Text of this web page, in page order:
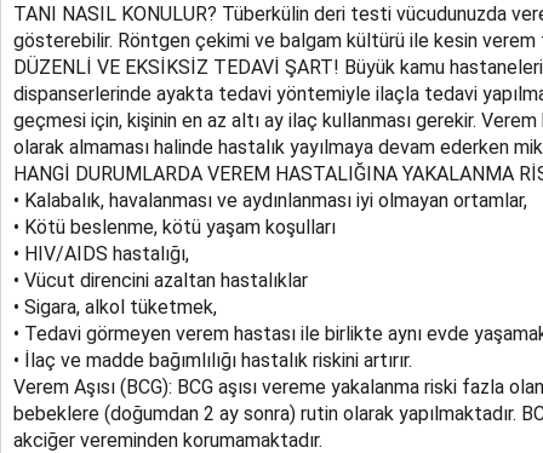
TANI NASIL KONULUR? Tüberkülin deri testi vücudunuzda
gösterebilir. Röntgen çekimi ve balgam kültürü ile kesin verem
DÜZENLİ VE EKSİKSİZ TEDAVİ ŞART! Büyük kamu
dispanserlerinde ayakta tedavi yöntemiyle ilaçla tedavi
geçmesi için, kişinin en az altı ay ilaç kullanması gerekir. Verem
olarak almaması halinde hastalık yayılmaya devam ederken
HANGİ DURUMLARDA VEREM HASTALIĞINA YAKALANMA
• Kalabalık, havalanması ve aydınlanması iyi olmayan ortamlar,
• Kötü beslenme, kötü yaşam koşulları
• HIV/AIDS hastalığı,
• Vücut direncini azaltan hastalıklar
• Sigara, alkol tüketmek,
• Tedavi görmeyen verem hastası ile birlikte aynı evde
• İlaç ve madde bağımlılığı hastalık riskini artırır.
Verem Aşısı (BCG): BCG aşısı vereme yakalanma riski fazla
bebeklere (doğumdan 2 ay sonra) rutin olarak yapılmaktadır.
akciğer vereminden korumamaktadır.